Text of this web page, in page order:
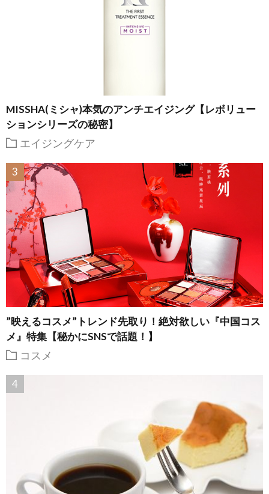
MISSHA(ミシャ)本気のアンチエイジング【レボリュー
ションシリーズの秘密】
エイジングケア
”映えるコスメ”トレンド先取り！絶対欲しい『中国コス
メ』特集【秘かにSNSで話題！】
コスメ